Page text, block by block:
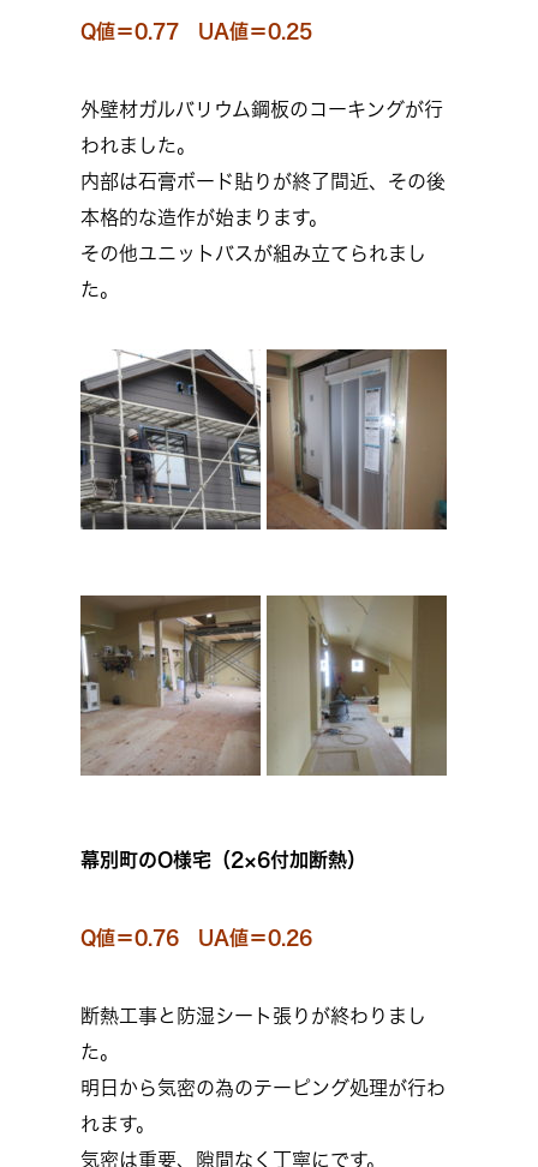
Q値＝0.77 UA値＝0.25
外壁材ガルバリウム鋼板のコーキングが行
われました。
内部は石膏ボード貼りが終了間近、その後
本格的な造作が始まります。
その他ユニットバスが組み立てられまし
た。
幕別町のO様宅（2×6付加断熱）
Q値＝0.76 UA値＝0.26
断熱工事と防湿シート張りが終わりまし
た。
明日から気密の為のテーピング処理が行わ
れます。
気密は重要、隙間なく丁寧にです。